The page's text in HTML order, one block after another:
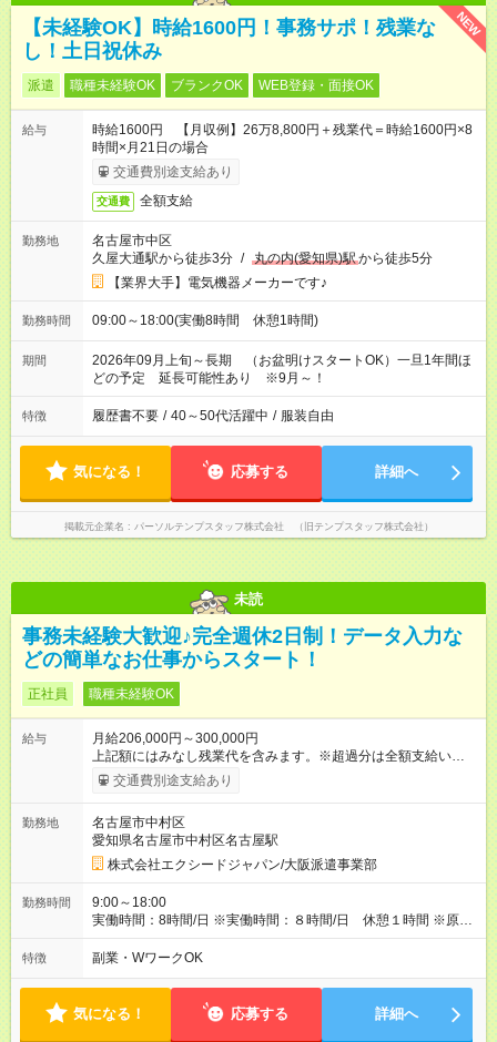
NEW
【未経験OK】時給1600円！事務サポ！残業な
し！土日祝休み
派遣 職種未経験OK ブランクOK WEB登録・面接OK
給与
時給1600円 【月収例】26万8,800円＋残業代＝時給1600円×8
時間×月21日の場合
交通費別途支給あり
交通費 全額支給
勤務地
名古屋市中区
久屋大通駅から徒歩3分 / 丸の内(愛知県)駅から徒歩5分
【業界大手】電気機器メーカーです♪
勤務時間 09:00～18:00(実働8時間 休憩1時間)
期間
2026年09月上旬～長期 （お盆明けスタートOK）一旦1年間ほ
どの予定 延長可能性あり ※9月～！
特徴 履歴書不要 / 40～50代活躍中 / 服装自由
気になる！ 応募する 詳細へ
掲載元企業名 パーソルテンプスタッフ株式会社 （旧テンプスタッフ株式会社）
未読
事務未経験大歓迎♪完全週休2日制！データ入力な
どの簡単なお仕事からスタート！
正社員 職種未経験OK
給与
月給206,000円～300,000円
上記額にはみなし残業代を含みます。※超過分は全額支給いたし
ます。 みなし残業代 16,600円 以上／月 みなし残業時間 10時間
／月 ※経験を考慮して決定します 上記額にはみなし残業代（月
【試用期間】試用期間なし
交通費別途支給あり
勤務地
名古屋市中村区
愛知県名古屋市中村区名古屋駅
株式会社エクシードジャパン/大阪派遣事業部
勤務時間
9:00～18:00
実働時間：8時間/日 ※実働時間：８時間/日 休憩１時間 ※原
則、定時退社！残業は多くて月10時間程度です
特徴 副業・WワークOK
気になる！ 応募する 詳細へ